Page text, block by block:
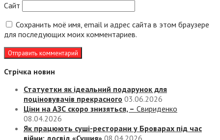
Сайт
Сохранить моё имя, email и адрес сайта в этом браузере
для последующих моих комментариев.
Стрічка новин
Статуетки як ідеальний подарунок для
поціновувачів прекрасного 03.06.2026
Ціни на АЗС скоро знизяться, – Свириденко
08.04.2026
Як працюють суші-ресторани у Броварах під час